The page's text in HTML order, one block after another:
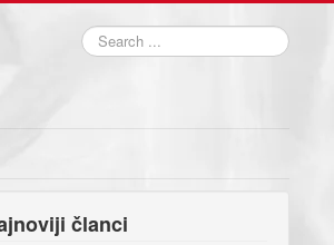
Search
...
članci